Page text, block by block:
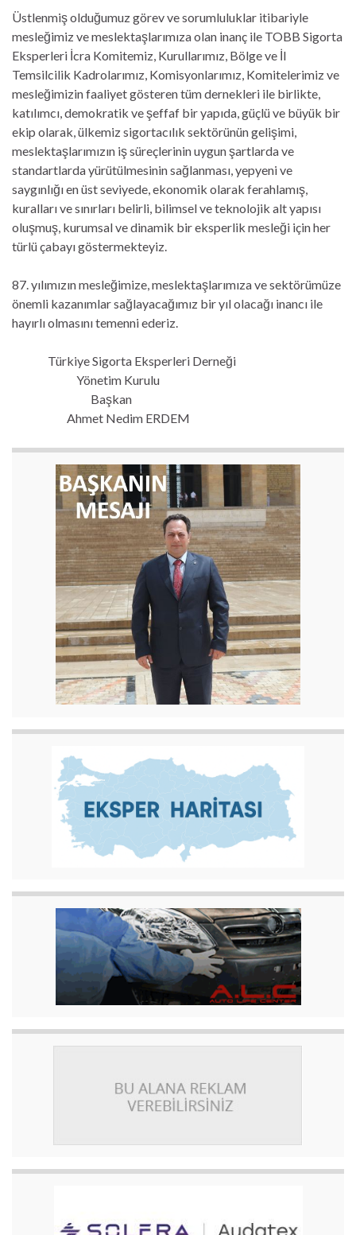
Üstlenmiş olduğumuz görev ve sorumluluklar itibariyle
mesleğimiz ve meslektaşlarımıza olan inanç ile TOBB Sigorta
Eksperleri İcra Komitemiz, Kurullarımız, Bölge ve İl
Temsilcilik Kadrolarımız, Komisyonlarımız, Komitelerimiz ve
mesleğimizin faaliyet gösteren tüm dernekleri ile birlikte,
katılımcı, demokratik ve şeffaf bir yapıda, güçlü ve büyük bir
ekip olarak, ülkemiz sigortacılık sektörünün gelişimi,
meslektaşlarımızın iş süreçlerinin uygun şartlarda ve
standartlarda yürütülmesinin sağlanması, yepyeni ve
saygınlığı en üst seviyede, ekonomik olarak ferahlamış,
kuralları ve sınırları belirli, bilimsel ve teknolojik alt yapısı
oluşmuş, kurumsal ve dinamik bir eksperlik mesleği için her
türlü çabayı göstermekteyiz.
87. yılımızın mesleğimize, meslektaşlarımıza ve sektörümüze
önemli kazanımlar sağlayacağımız bir yıl olacağı inancı ile
hayırlı olmasını temenni ederiz.
Türkiye Sigorta Eksperleri Derneği
Yönetim Kurulu
Başkan
Ahmet Nedim ERDEM